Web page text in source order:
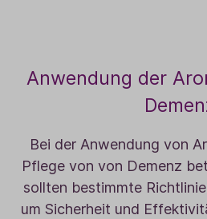
Anwendung der
Bei der Anwendung von
Pflege von von Demenz
sollten bestimmte
um Sicherheit und